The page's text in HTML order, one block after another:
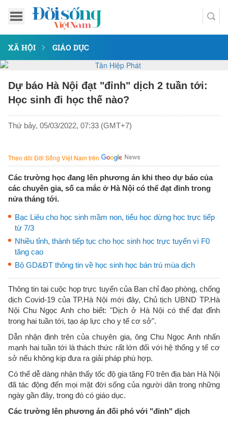
XÃ HỘI GIÁO DỤC
Dự báo Hà Nội đạt "đỉnh" dịch 2 tuần tới:
Học sinh đi học thế nào?
Thứ bảy, 05/03/2022, 07:33 (GMT+7)
Theo dõi Đời Sống Việt Nam trên
Các trường học đang lên phương án khi theo dự báo của
các chuyên gia, số ca mắc ở Hà Nội có thể đạt đỉnh trong
nửa tháng tới.
Bạc Liêu cho học sinh mầm non, tiểu học dừng học trực tiếp
từ 7/3
Nhiều tỉnh, thành tiếp tục cho học sinh học trực tuyến vì F0
tăng cao
Bộ GD&ĐT thông tin về học sinh học bán trú mùa dịch
Thông tin tại cuộc họp trực tuyến của Ban chỉ đạo phòng, chống
dịch Covid-19 của TP.Hà Nội mới đây, Chủ tịch UBND TP.Hà
Nội Chu Ngọc Anh cho biết: "Dịch ở Hà Nội có thể đạt đỉnh
trong hai tuần tới, tạo áp lực cho y tế cơ sở".
Dẫn nhận định trên của chuyên gia, ông Chu Ngọc Anh nhấn
mạnh hai tuần tới là thách thức rất lớn đối với hệ thống y tế cơ
sở nếu không kịp đưa ra giải pháp phù hợp.
Có thể dễ dàng nhận thấy tốc độ gia tăng F0 trên địa bàn Hà Nội
đã tác động đến mọi mặt đời sống của người dân trong những
ngày gần đây, trong đó có giáo dục.
Các trường lên phương án đối phó với "đỉnh" dịch